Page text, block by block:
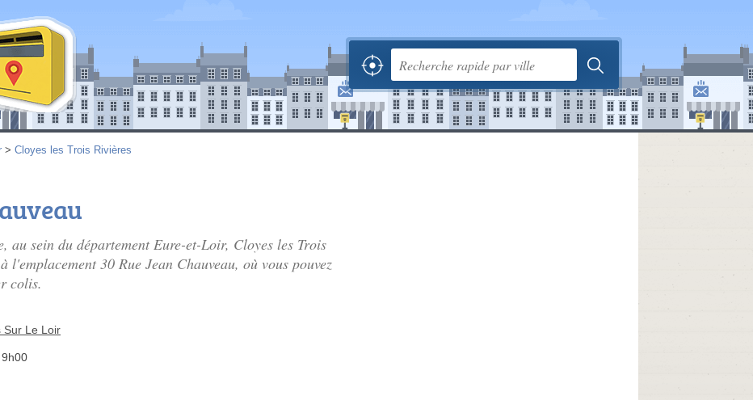
> Cloyes les Trois Rivières
au sein du département Eure-et-Loir, Cloyes les Trois
30 Rue Jean Chauveau, où vous pouvez
colis.
Sur Le Loir